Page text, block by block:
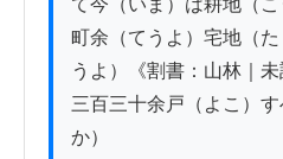
て今（いま）は耕地（
町余（てうよ）宅地（
うよ）《割書：山林｜未
三百三十余戸（よこ）
か）